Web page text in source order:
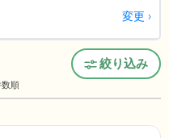
変更
絞り込み
順